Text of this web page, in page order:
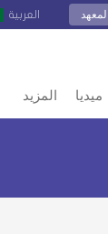
العربية
ميديا المزيد